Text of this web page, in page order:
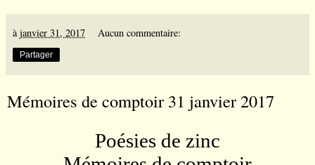
à janvier 31, 2017 Aucun commentaire:
Partager
Mémoires de comptoir 31 janvier 2017
Poésies de zinc